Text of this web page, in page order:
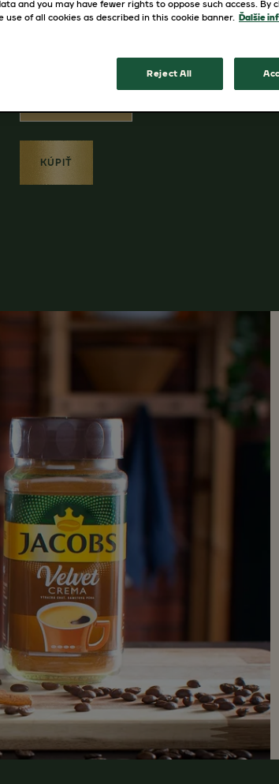
Dostupné varianty
KÚPIŤ
and you may have fewer rights to oppose such access. By
use of all cookies as described in this cookie banner. Ďalšie
Reject All